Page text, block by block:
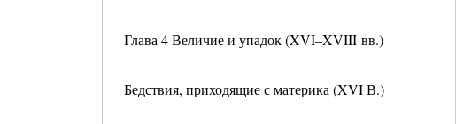
Глава 4 Величие и упадок (XVI–XVIII вв.)
Бедствия, приходящие с материка (XVI В.)